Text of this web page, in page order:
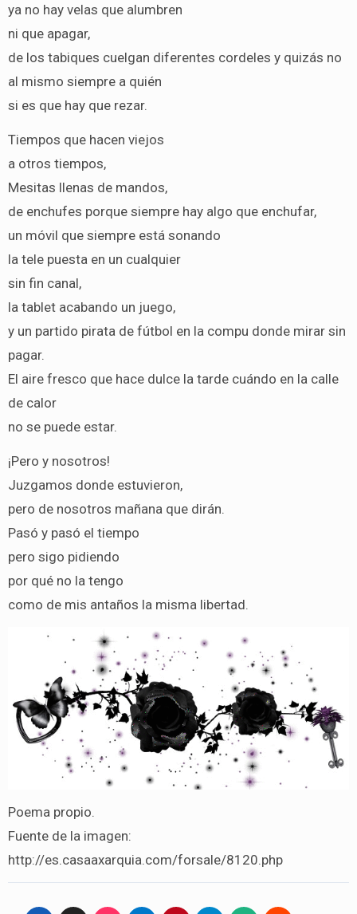
ya no hay velas que alumbren
ni que apagar,
de los tabiques cuelgan diferentes cordeles y quizás no
al mismo siempre a quién
si es que hay que rezar.
Tiempos que hacen viejos
a otros tiempos,
Mesitas llenas de mandos,
de enchufes porque siempre hay algo que enchufar,
un móvil que siempre está sonando
la tele puesta en un cualquier
sin fin canal,
la tablet acabando un juego,
y un partido pirata de fútbol en la compu donde mirar sin
pagar.
El aire fresco que hace dulce la tarde cuándo en la calle
de calor
no se puede estar.
¡Pero y nosotros!
Juzgamos donde estuvieron,
pero de nosotros mañana que dirán.
Pasó y pasó el tiempo
pero sigo pidiendo
por qué no la tengo
como de mis antaños la misma libertad.
Poema propio.
Fuente de la imagen:
http://es.casaaxarquia.com/forsale/8120.php